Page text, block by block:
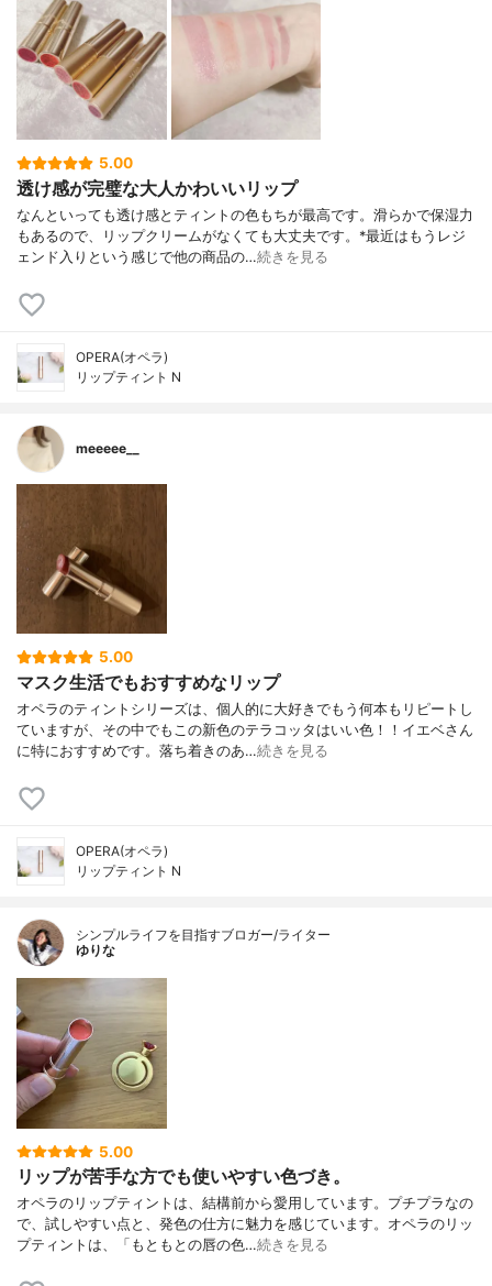
5.00
透け感が完璧な大人かわいいリップ
なんといっても透け感とティントの色もちが最高です。滑らかで保湿力
もあるので、リップクリームがなくても大丈夫です。*最近はもうレジ
ェンド入りという感じで他の商品の…続きを見る
OPERA(オペラ)
リップティント N
meeeee__
5.00
マスク生活でもおすすめなリップ
オペラのティントシリーズは、個人的に大好きでもう何本もリピートし
ていますが、その中でもこの新色のテラコッタはいい色！！イエベさん
に特におすすめです。落ち着きのあ…続きを見る
OPERA(オペラ)
リップティント N
シンプルライフを目指すブロガー/ライター
ゆりな
5.00
リップが苦手な方でも使いやすい色づき。
オペラのリップティントは、結構前から愛用しています。プチプラなの
で、試しやすい点と、発色の仕方に魅力を感じています。オペラのリッ
プティントは、「もともとの唇の色…続きを見る